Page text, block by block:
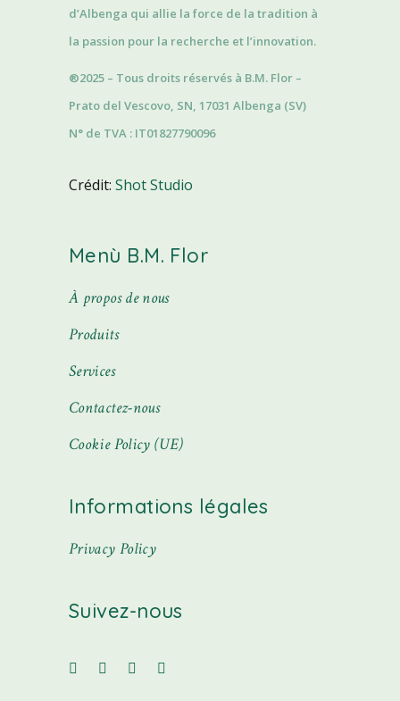
d’Albenga qui allie la force de la tradition à
la passion pour la recherche et l’innovation.
®2025 – Tous droits réservés à B.M. Flor –
Prato del Vescovo, SN, 17031 Albenga (SV)
N° de TVA : IT01827790096
Crédit:Shot Studio
Menù B.M. Flor
À propos de nous
Produits
Services
Contactez-nous
Cookie Policy (UE)
Informations légales
Privacy Policy
Suivez-nous